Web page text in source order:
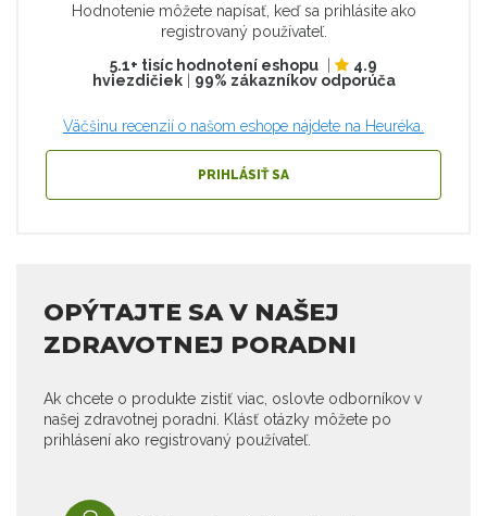
Hodnotenie môžete napísať, keď sa prihlásite ako
registrovaný používateľ.
5.1+ tisíc hodnotení eshopu
4.9
hviezdičiek| 99% zákazníkov odporúča
Väčšinu recenzií o našom eshope nájdete na Heuréka.
PRIHLÁSIŤ SA
OPÝTAJTE SA V NAŠEJ
ZDRAVOTNEJ PORADNI
Ak chcete o produkte zistiť viac, oslovte odborníkov v
našej zdravotnej poradni. Klásť otázky môžete po
prihlásení ako registrovaný používateľ.